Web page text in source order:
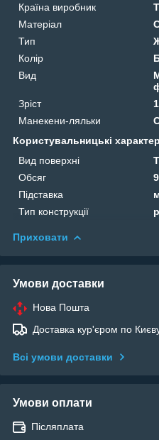
Країна виробник
Матеріал
Тип
Колір
Вид
Зріст
Манекени-ляльки
Користувальницькі
Вид поверхні
Обсяг
Підставка
Тип конструкції
Приховати
Умови доставки
Нова Пошта
Доставка кур'єром по
Всі умови доставки
Умови оплати
Післяплата